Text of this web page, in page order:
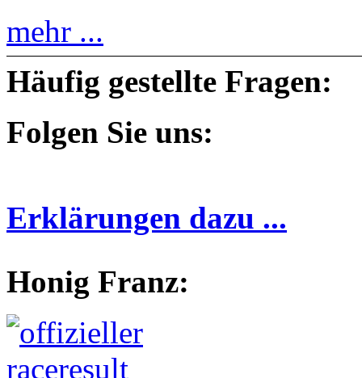
mehr ...
Häufig gestellte Fragen:
Folgen Sie uns:
Erklärungen dazu ...
Honig Franz: